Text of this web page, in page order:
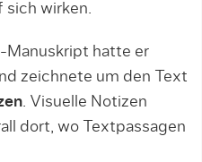
sich wirken.
Manuskript hatte er
zeichnete um den Text
. Visuelle Notizen
dort, wo Textpassagen